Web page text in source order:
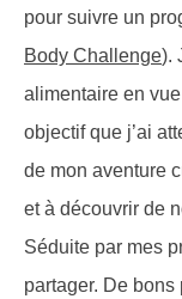
pour suivre un
Body Challenge).
alimentaire en
objectif que j’ai
de mon aventure
et à découvrir de
Séduite par mes
partager. De